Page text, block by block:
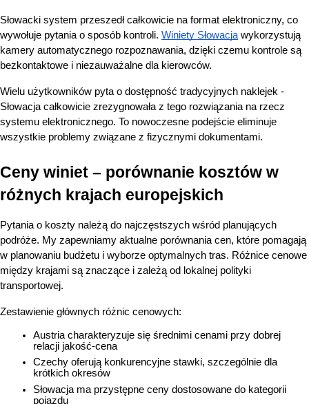
Słowacki system przeszedł całkowicie na format elektroniczny, co
wywołuje pytania o sposób kontroli. Winiety Słowacja wykorzystują
kamery automatycznego rozpoznawania, dzięki czemu kontrole są
bezkontaktowe i niezauważalne dla kierowców.
Wielu użytkowników pyta o dostępność tradycyjnych naklejek -
Słowacja całkowicie zrezygnowała z tego rozwiązania na rzecz
systemu elektronicznego. To nowoczesne podejście eliminuje
wszystkie problemy związane z fizycznymi dokumentami.
Ceny winiet – porównanie kosztów w
różnych krajach europejskich
Pytania o koszty należą do najczęstszych wśród planujących
podróże. My zapewniamy aktualne porównania cen, które pomagają
w planowaniu budżetu i wyborze optymalnych tras. Różnice cenowe
między krajami są znaczące i zależą od lokalnej polityki
transportowej.
Zestawienie głównych różnic cenowych:
Austria charakteryzuje się średnimi cenami przy dobrej
relacji jakość-cena
Czechy oferują konkurencyjne stawki, szczególnie dla
krótkich okresów
Słowacja ma przystępne ceny dostosowane do kategorii
pojazdu